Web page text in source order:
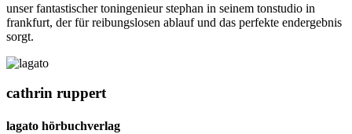
unser fantastischer toningenieur stephan in seinem tonstudio in
frankfurt, der für reibungslosen ablauf und das perfekte endergebnis
sorgt.
cathrin ruppert
lagato hörbuchverlag